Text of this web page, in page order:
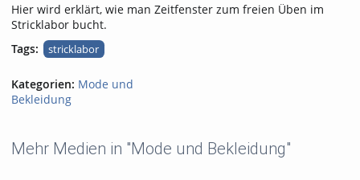
Hier wird erklärt, wie man Zeitfenster zum freien Üben im
Stricklabor bucht.
Tags:
stricklabor
Kategorien: Mode und
Bekleidung
Mehr Medien in "Mode und Bekleidung"